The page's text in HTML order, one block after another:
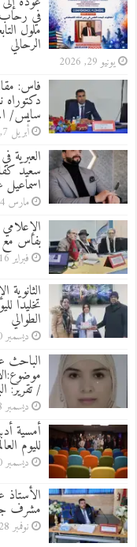
في رحاب
ملول
الرحالي
يونيو 29, 2026
فاس:
سايس/
أبريل 7, 2026
سعيد
مارس 24, 2026
بفاس مع
فبراير 16, 2026
تخليدا
الطوالي
ديسمبر 30, 2025
الباحث
/ تقرير:
ديسمبر 28, 2025
أمسية
لليوم
ديسمبر 20, 2025
الأستاذ
مشرف
نوفمبر 28, 2025